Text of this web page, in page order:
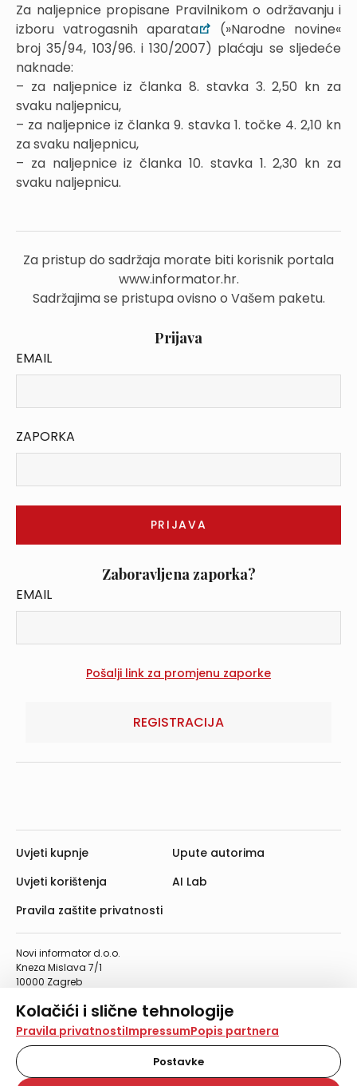
Kolačići i slične tehnologije
Na našoj web stranici koristimo kolačiće i slične
tehnologije za pohranu, čitanje i obradu informacija na
vašem uređaju. Time poboljšavamo korisničko iskustvo,
analiziramo promet na stranici te prikazujemo sadržaje i
Pravila privatnostiImpressumPopis partnera
Postavke
Za naljepnice propisane Pravilnikom o održavanju i
izboru vatrogasnih aparata
(»Narodne novine«
broj 35/94, 103/96. i 130/2007) plaćaju se sljedeće
naknade:
– za naljepnice iz članka 8. stavka 3. 2,50 kn za
svaku naljepnicu,
– za naljepnice iz članka 9. stavka 1. točke 4. 2,10 kn
za svaku naljepnicu,
– za naljepnice iz članka 10. stavka 1. 2,30 kn za
svaku naljepnicu.
Za pristup do sadržaja morate biti korisnik portala
www.informator.hr.
Sadržajima se pristupa ovisno o Vašem paketu.
Prijava
EMAIL
ZAPORKA
Zaboravljena zaporka?
EMAIL
REGISTRACIJA
Novi informator d.o.o.
Kneza Mislava 7/1
10000 Zagreb
Telefaks: 01/4612-553
info@informator.hr
PRATITE NAS:
Uvjeti kupnje
Uvjeti korištenja
Pravila zaštite privatnosti
Upute autorima
AI Lab